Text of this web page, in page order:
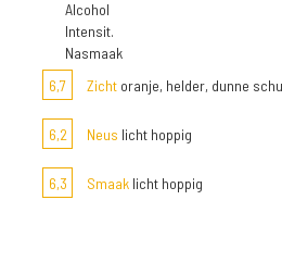
Alcohol
Intensit.
Nasmaak
6,7
Zicht oranje, helder, dunne
6,2 Neus licht hoppig
6,3 Smaak licht hoppig